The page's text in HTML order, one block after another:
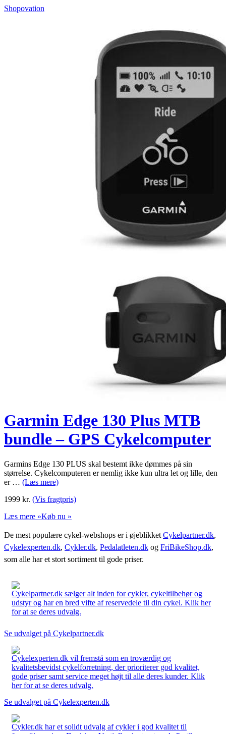
Shopovation
Garmin Edge 130 Plus MTB
bundle – GPS Cykelcomputer
Garmins Edge 130 PLUS skal bestemt ikke dømmes på sin
størrelse. Cykelcomputeren er nemlig ikke kun ultra let og lille, den
er … (Læs mere)
1999 kr. (Vis fragtpris)
Læs mere »Køb nu »
De mest populære cykel-webshops er i øjeblikket Cykelpartner.dk,
Cykelexperten.dk, Cykler.dk, Pedalatleten.dk og FriBikeShop.dk,
som alle har et stort sortiment til gode priser.
Cykelpartner.dk sælger alt inden for cykler, cykeltilbehør og
udstyr og har en bred vifte af reservedele til din cykel. Klik her
for at se deres udvalg.
Se udvalget på Cykelpartner.dk
Cykelexperten.dk vil fremstå som en troværdig og
kvalitetsbevidst cykelforretning, der prioriterer god kvalitet,
gode priser samt service meget højt til alle deres kunder. Klik
her for at se deres udvalg.
Se udvalget på Cykelexperten.dk
Cykler.dk har et solidt udvalg af cykler i god kvalitet til